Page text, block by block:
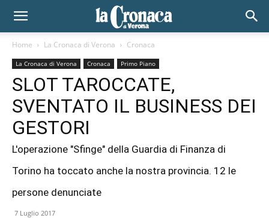
Home La Cronaca di Verona Cronaca
La Cronaca di Verona Cronaca Primo Piano
SLOT TAROCCATE,
SVENTATO IL BUSINESS DEI
GESTORI
L'operazione "Sfinge" della Guardia di Finanza di
Torino ha toccato anche la nostra provincia. 12 le
persone denunciate
7 Luglio 2017